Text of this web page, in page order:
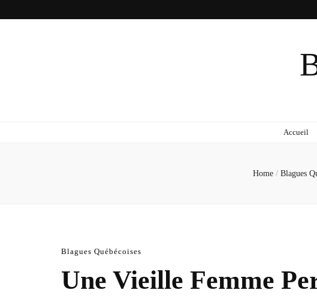
Accueil
Home / Blagues
Blagues Québécoises
Une Vieille Femme